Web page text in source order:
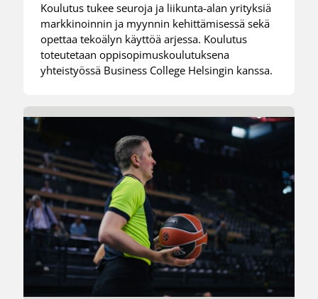
Koulutus tukee seuroja ja liikunta-alan yrityksiä
markkinoinnin ja myynnin kehittämisessä sekä
opettaa tekoälyn käyttöä arjessa. Koulutus
toteutetaan oppisopimuskoulutuksena
yhteistyössä Business College Helsingin kanssa.